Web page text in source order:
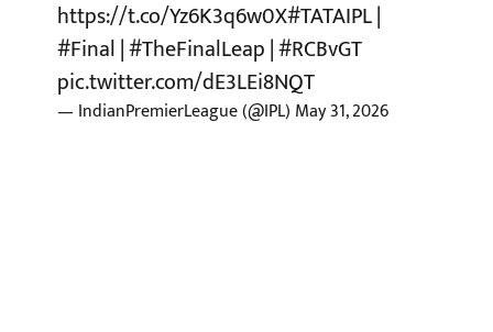
https://t.co/Yz6K3q6w0X#TATAIPL|
#Final|#TheFinalLeap|#RCBvGT
pic.twitter.com/dE3LEi8NQT
— IndianPremierLeague (@IPL) May 31, 2026